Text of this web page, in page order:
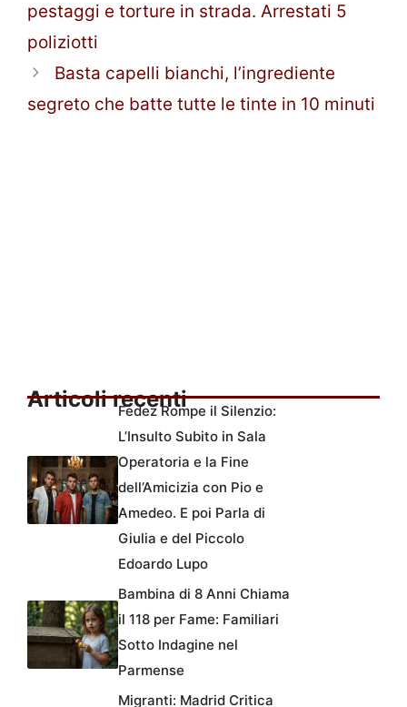
pestaggi e torture in strada. Arrestati 5
poliziotti
Basta capelli bianchi, l’ingrediente
segreto che batte tutte le tinte in 10 minuti
Articoli recentiFedez Rompe il Silenzio:
L’Insulto Subito in Sala
Operatoria e la Fine
dell’Amicizia con Pio e
Amedeo. E poi Parla di
Giulia e del Piccolo
Edoardo Lupo
Bambina di 8 Anni Chiama
il 118 per Fame: Familiari
Sotto Indagine nel
Parmense
Migranti: Madrid Critica